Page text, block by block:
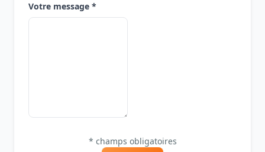
Votre message *
* champs obligatoires